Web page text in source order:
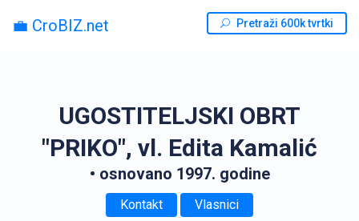
💼 CroBIZ.net Pretraži 600k tvrtki
UGOSTITELJSKI OBRT
"PRIKO", vl. Edita Kamalić
• osnovano 1997. godine
Kontakt Vlasnici